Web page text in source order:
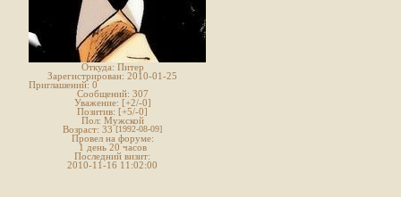
Откуда: Питер
Зарегистрирован: 2010-01-25
Приглашений: 0
Сообщений: 307
Уважение: [+2/-0]
Позитив: [+5/-0]
Пол: Мужской
Возраст: 33[1992-08-09]
Провел на форуме:
1 день 20 часов
Последний визит:
2010-11-16 11:02:00